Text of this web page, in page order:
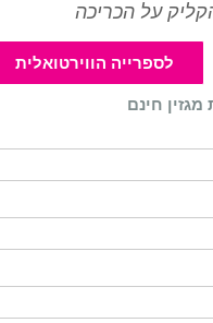
על הכריכה
לספרייה הווירטואלית
חינם